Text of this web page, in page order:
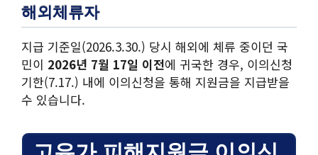
해외체류자
지급 기준일(2026.3.30.) 당시 해외에 체류 중이던 국
민이 2026년 7월 17일 이전에 귀국한 경우, 이의신청
기한(7.17.) 내에 이의신청을 통해 지원금을 지급받을
수 있습니다.